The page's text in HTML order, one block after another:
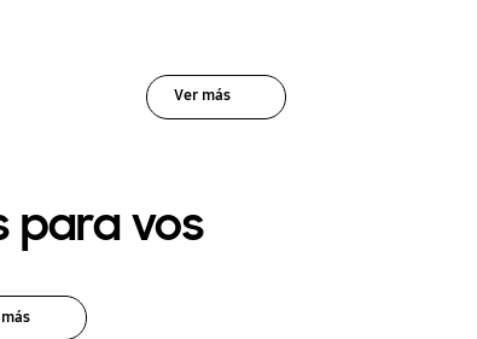
Ver más
para vos